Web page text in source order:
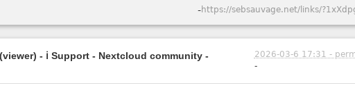
-https://sebsauvage.net/links/
- ℹ️ Support - Nextcloud community -
2026-03-6 17:31 -
-